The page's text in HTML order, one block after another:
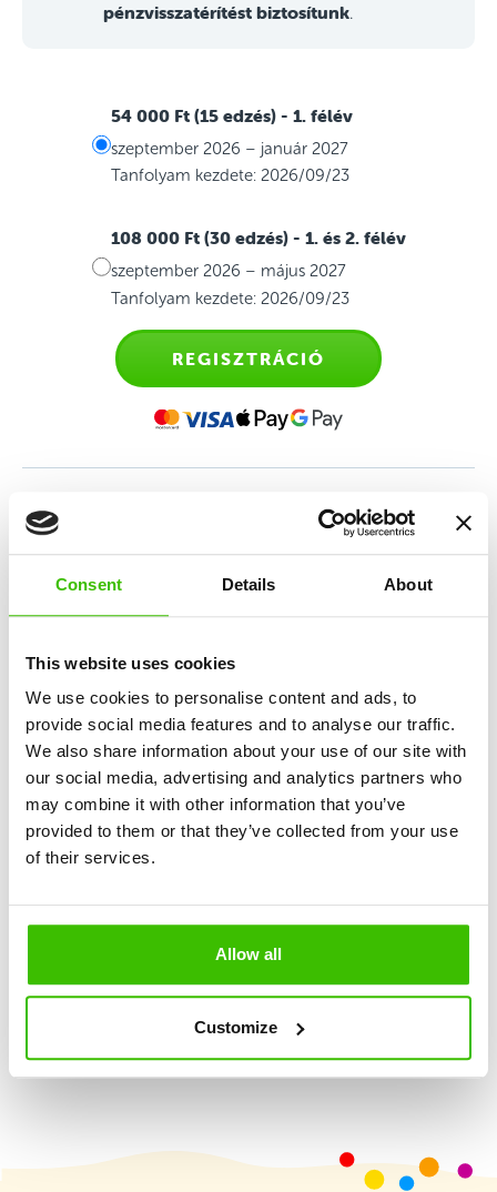
Consent Details About
This website uses cookies
We use cookies to personalise content and ads, to
provide social media features and to analyse our traffic.
We also share information about your use of our site with
our social media, advertising and analytics partners who
may combine it with other information that you’ve
provided to them or that they’ve collected from your use
of their services.
Allow all
Customize
pénzvisszatérítést biztosítunk.
54 000 Ft (15 edzés) - 1. félév
szeptember 2026 – január 2027
Tanfolyam kezdete: 2026/09/23
108 000 Ft (30 edzés) - 1. és 2. félév
szeptember 2026 – május 2027
Tanfolyam kezdete: 2026/09/23
REGISZTRÁCIÓ
Sporttanfolyam 4-6 éves
gyerekeknek
Sokoldalú sportedzés, amely az atlétika, torna,
alapul.
12 kulcskészség fejlesztése
Nagy hangsúly a játékosságon és élményszerzésen
2 képzett edző
Játékterv motivációs matricákkal